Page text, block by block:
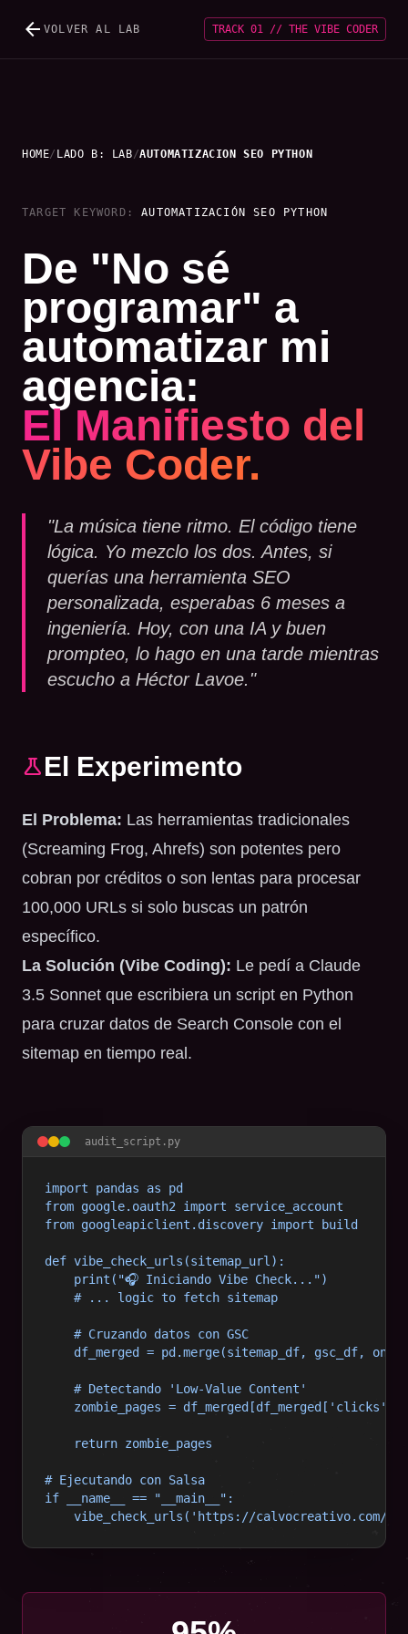
arrow_back VOLVER AL LAB TRACK 01 // THE VIBE CODER
HOME/ LADO B: LAB/AUTOMATIZACION SEO PYTHON
TARGET KEYWORD:AUTOMATIZACIÓN SEO PYTHON
De "No sé
programar" a
automatizar mi
agencia:
El Manifiesto del
Vibe Coder.
"La música tiene ritmo. El código tiene
lógica. Yo mezclo los dos. Antes, si
querías una herramienta SEO
personalizada, esperabas 6 meses a
ingeniería. Hoy, con una IA y buen
prompteo, lo hago en una tarde mientras
escucho a Héctor Lavoe."
scienceEl Experimento
El Problema: Las herramientas tradicionales
(Screaming Frog, Ahrefs) son potentes pero
cobran por créditos o son lentas para procesar
100,000 URLs si solo buscas un patrón
específico.
La Solución (Vibe Coding): Le pedí a Claude
3.5 Sonnet que escribiera un script en Python
para cruzar datos de Search Console con el
sitemap en tiempo real.
audit_script.py
import pandas as pd
from google.oauth2 import service_account
from googleapiclient.discovery import build
def vibe_check_urls(sitemap_url):
    print("🎧 Iniciando Vibe Check...")
    # ... logic to fetch sitemap
    # Cruzando datos con GSC
df_merged = pd.merge(sitemap_df, gsc_df,
    # Detectando 'Low-Value Content'
zombie_pages = df_merged[df_merged['clicks']
    return zombie_pages
# Ejecutando con Salsa
if __name__ == "__main__":
vibe_check_urls('https://calvocreativo.com/